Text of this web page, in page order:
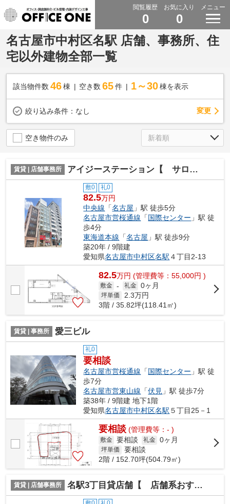
閲覧履歴
0
お気に入り
0
メニュー
名古屋市中村区名駅 店舗、事務所、住
宅以外建物全部一覧
該当物件数 46棟 空き数 65 件 1～30 棟を表示
絞り込み条件： なし 変更
空き物件のみ
賃貸 | 店舗事務所 アイジーステーション【 サロン系おすすめ 】
敷0 礼0
82.5万円
中央線 「名古屋 」駅 徒歩5分
名古屋市営桜通線 「国際センター 」駅 徒
歩4分
東海道本線 「名古屋 」駅 徒歩9分
築20年 / 9階建
愛知県名古屋市中村区名駅 ４丁目2-13
82.5万円 (管理費等：55,000円 )
敷金 - 礼金 0ヶ月
坪単価 2.3万円
3階 / 35.82坪(118.41㎡)
賃貸 | 事務所 愛三ビル
礼0
要相談
名古屋市営桜通線 「国際センター 」駅 徒
歩7分
名古屋市営東山線 「伏見 」駅 徒歩7分
築38年 / 9階建 地下1階
愛知県名古屋市中村区名駅 ５丁目25－1
要相談 (管理費等：- )
敷金 要相談 礼金 0ヶ月
坪単価
要相談
2階 / 152.70坪(504.79㎡)
賃貸 | 店舗事務所 名駅3丁目貸店舗【 店舗系おすすめ 】